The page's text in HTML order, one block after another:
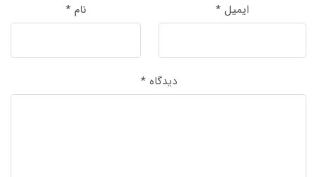
نام* ایمیل *
دیدگاه*